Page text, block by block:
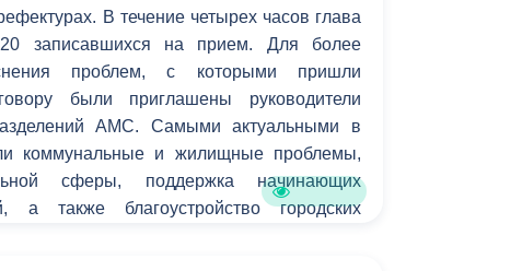
В течение четырех часов глава
записавшихся на прием. Для более
проблем, с которыми пришли
были приглашены руководители
АМС. Самыми актуальными в
коммунальные и жилищные проблемы,
сферы, поддержка начинающих
а также благоустройство городских